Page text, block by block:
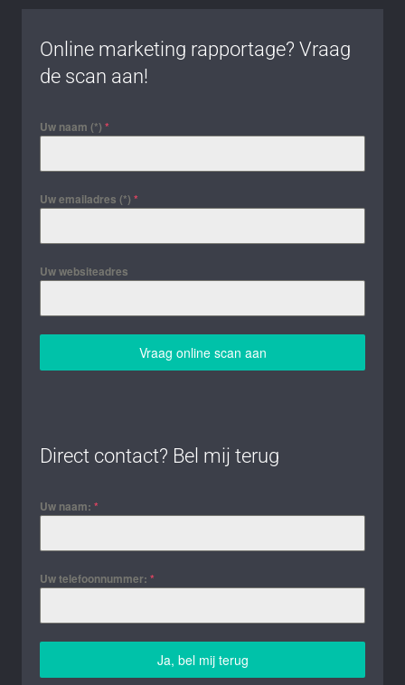
Online marketing rapportage? Vraag
de scan aan!
Uw naam (*) *
Uw emailadres (*) *
Uw websiteadres
Vraag online scan aan
Direct contact? Bel mij terug
Uw naam: *
Uw telefoonnummer: *
Ja, bel mij terug